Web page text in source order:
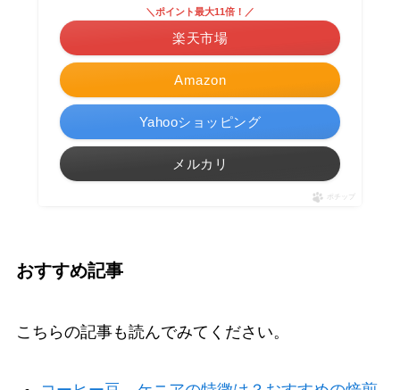
Amazon
＼ポイント最大11倍！／
楽天市場
Yahooショッピング
メルカリ
ポチップ
おすすめ記事
こちらの記事も読んでみてください。